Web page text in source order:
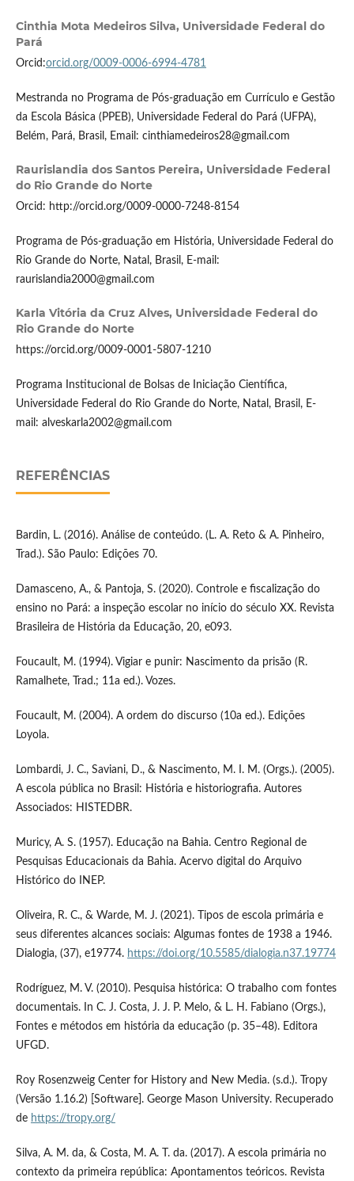
Cinthia Mota Medeiros Silva, Universidade Federal do
Pará
Orcid:orcid.org/0009-0006-6994-4781
Mestranda no Programa de Pós-graduação em Currículo e Gestão
da Escola Básica (PPEB), Universidade Federal do Pará (UFPA),
Belém, Pará, Brasil, Email: cinthiamedeiros28@gmail.com
Raurislandia dos Santos Pereira, Universidade Federal
do Rio Grande do Norte
Orcid: http://orcid.org/0009-0000-7248-8154
Programa de Pós-graduação em História, Universidade Federal do
Rio Grande do Norte, Natal, Brasil, E-mail:
raurislandia2000@gmail.com
Karla Vitória da Cruz Alves, Universidade Federal do
Rio Grande do Norte
https://orcid.org/0009-0001-5807-1210
Programa Institucional de Bolsas de Iniciação Científica,
Universidade Federal do Rio Grande do Norte, Natal, Brasil, E-
mail: alveskarla2002@gmail.com
REFERÊNCIAS
Bardin, L. (2016). Análise de conteúdo. (L. A. Reto & A. Pinheiro,
Trad.). São Paulo: Edições 70.
Damasceno, A., & Pantoja, S. (2020). Controle e fiscalização do
ensino no Pará: a inspeção escolar no início do século XX. Revista
Brasileira de História da Educação, 20, e093.
Foucault, M. (1994). Vigiar e punir: Nascimento da prisão (R.
Ramalhete, Trad.; 11a ed.). Vozes.
Foucault, M. (2004). A ordem do discurso (10a ed.). Edições
Loyola.
Lombardi, J. C., Saviani, D., & Nascimento, M. I. M. (Orgs.). (2005).
A escola pública no Brasil: História e historiografia. Autores
Associados: HISTEDBR.
Muricy, A. S. (1957). Educação na Bahia. Centro Regional de
Pesquisas Educacionais da Bahia. Acervo digital do Arquivo
Histórico do INEP.
Oliveira, R. C., & Warde, M. J. (2021). Tipos de escola primária e
seus diferentes alcances sociais: Algumas fontes de 1938 a 1946.
Dialogia, (37), e19774. https://doi.org/10.5585/dialogia.n37.19774
Rodríguez, M. V. (2010). Pesquisa histórica: O trabalho com fontes
documentais. In C. J. Costa, J. J. P. Melo, & L. H. Fabiano (Orgs.),
Fontes e métodos em história da educação (p. 35–48). Editora
UFGD.
Roy Rosenzweig Center for History and New Media. (s.d.). Tropy
(Versão 1.16.2) [Software]. George Mason University. Recuperado
de https://tropy.org/
Silva, A. M. da, & Costa, M. A. T. da. (2017). A escola primária no
contexto da primeira república: Apontamentos teóricos. Revista